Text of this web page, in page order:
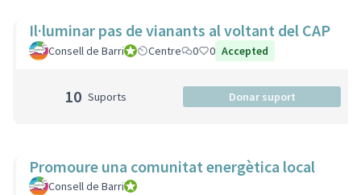
Il·luminar pas de vianants al voltant del CAP
Consell de BarriConsell de Barri
Centre 0 0 Accepted
10 Suports Donar suport
Promoure una comunitat energètica local
Consell de BarriConsell de Barri